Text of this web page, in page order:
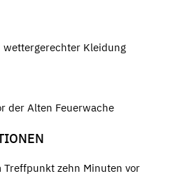
Kleidung
der Alten Feuerwache
Treffpunkt zehn Minuten vor